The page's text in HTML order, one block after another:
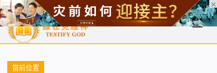
首頁 每日靈糧 天國福音 基督徒見證 信仰解答 聖經
當前位置